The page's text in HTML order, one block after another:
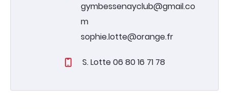
gymbessenayclub@gmail.co
m
sophie.lotte@orange.fr
S. Lotte 06 80 16 71 78